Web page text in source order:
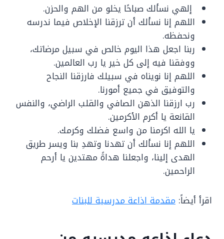
إلهي نسألك صباحًا يخلو من الهم والحزن.
اللهم إنا نسألك أن ترزقنا الإخلاص فيما ندرسه
ونحفظه.
ربنا اجعل هذا اليوم خالص في سبيل مرضاتك،
ووفقنا فيه إلى كل خير يا رب العالمين.
اللهم إنا نويناه في سبيلك فارزقنا النجاح
والتوفيق في جميع أمورنا.
رب ارزقنا الذهن الصافي والقلب الراضي، والنفس
القانعة يا أكرم الأكرمين.
يا الله اكرمنا من واسع فضلك وكرمك.
اللهم إنا نسألك أن تهدنا وتهدِ بنا ويسر طريق
الهدى إلينا، واجعلنا هداةً مهتدين يا أرحم
الراحمين.
اقرأ أيضاً: مقدمة اذاعة مدرسية للبنات